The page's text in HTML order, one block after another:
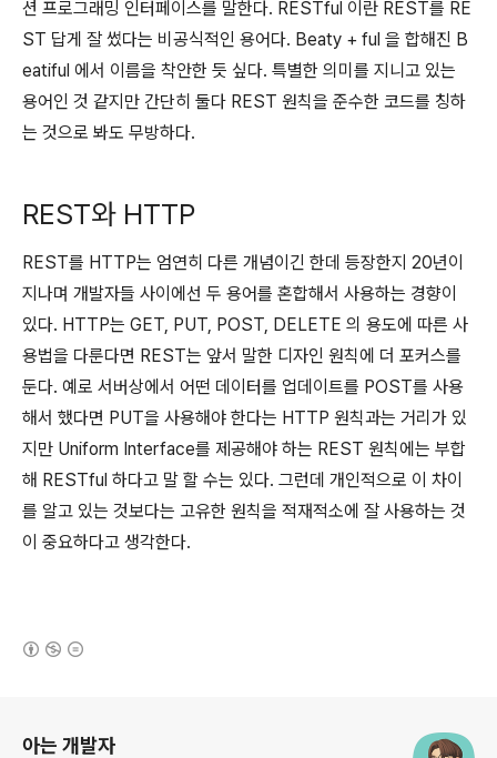
션 프로그래밍 인터페이스를 말한다. RESTful 이란 REST를 RE
ST 답게 잘 썼다는 비공식적인 용어다. Beaty + ful 을 합해진 B
eatiful 에서 이름을 착안한 듯 싶다. 특별한 의미를 지니고 있는
용어인 것 같지만 간단히 둘다 REST 원칙을 준수한 코드를 칭하
는 것으로 봐도 무방하다.
REST와 HTTP
REST를 HTTP는 엄연히 다른 개념이긴 한데 등장한지 20년이
지나며 개발자들 사이에선 두 용어를 혼합해서 사용하는 경향이
있다. HTTP는 GET, PUT, POST, DELETE 의 용도에 따른 사
용법을 다룬다면 REST는 앞서 말한 디자인 원칙에 더 포커스를
둔다. 예로 서버상에서 어떤 데이터를 업데이트를 POST를 사용
해서 했다면 PUT을 사용해야 한다는 HTTP 원칙과는 거리가 있
지만 Uniform Interface를 제공해야 하는 REST 원칙에는 부합
해 RESTful 하다고 말 할 수는 있다. 그런데 개인적으로 이 차이
를 알고 있는 것보다는 고유한 원칙을 적재적소에 잘 사용하는 것
이 중요하다고 생각한다.
아는 개발자